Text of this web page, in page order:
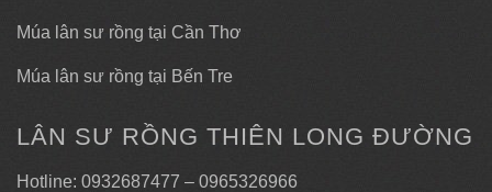
Múa lân sư rồng tại Cần Thơ
Múa lân sư rồng tại Bến Tre
LÂN SƯ RỒNG THIÊN LONG ĐƯỜNG
Hotline: 0932687477 – 0965326966